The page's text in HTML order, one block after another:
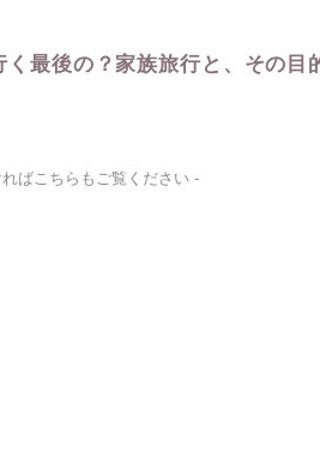
く最後の？家族旅行と、その目
ばこちらもご覧ください -